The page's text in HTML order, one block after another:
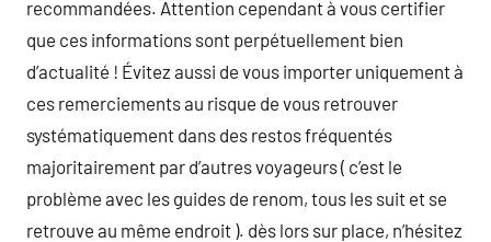
recommandées. Attention cependant à vous certifier
que ces informations sont perpétuellement bien
d’actualité ! Évitez aussi de vous importer uniquement à
ces remerciements au risque de vous retrouver
systématiquement dans des restos fréquentés
majoritairement par d’autres voyageurs ( c’est le
problème avec les guides de renom, tous les suit et se
retrouve au même endroit ). dès lors sur place, n’hésitez